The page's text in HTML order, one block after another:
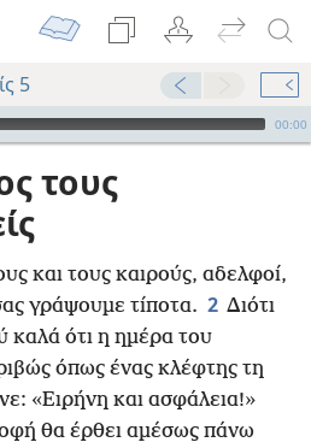
5
00:00
τους
και τους καιρούς, αδελφοί,
γράψουμε τίποτα. 2 Διότι
καλά ότι η ημέρα του
όπως ένας κλέφτης τη
«Ειρήνη και ασφάλεια!»
θα έρθει αμέσως πάνω